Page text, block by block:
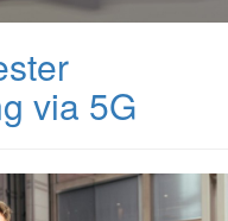
via 5G